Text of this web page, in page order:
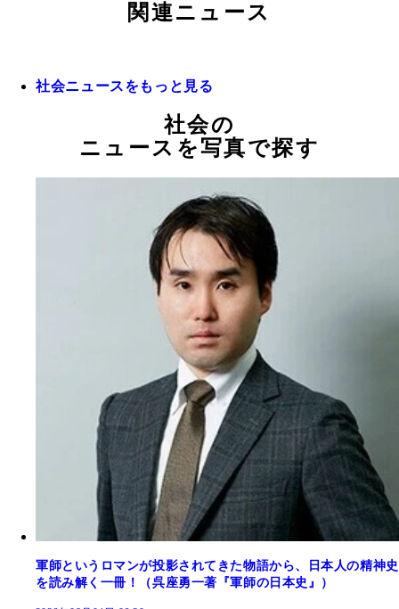
関連ニュース
社会ニュースをもっと見る
社会の
ニュースを写真で探す
軍師というロマンが投影されてきた物語から、日本人の精神史
を読み解く一冊！（呉座勇一著『軍師の日本史』）